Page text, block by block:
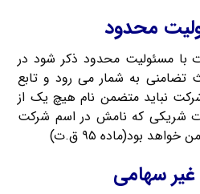
محدود
با مسئولیت محدود ذکر شود در
تضامنی به شمار می رود و تابع
نباید متضمن نام هیچ یک از
شریکی که نامش در اسم شرکت
بود(ماده ۹۵ ق.ت)
سهامی